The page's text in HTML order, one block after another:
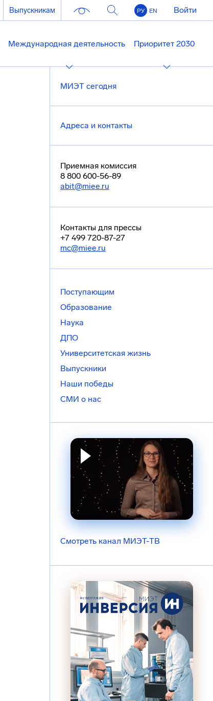
Выпускникам РУ EN Войти
Международная деятельность Приоритет 2030
МИЭТ сегодня
Адреса и контакты
Приемная комиссия
8 800 600-56-89
abit@miee.ru
Контакты для прессы
+7 499 720-87-27
mc@miee.ru
Поступающим
Образование
Наука
ДПО
Университетская жизнь
Выпускники
Наши победы
СМИ о нас
Смотреть канал МИЭТ-ТВ